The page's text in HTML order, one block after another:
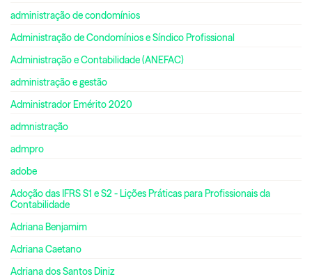
administração de condomínios
Administração de Condomínios e Síndico Profissional
Administração e Contabilidade (ANEFAC)
administração e gestão
Administrador Emérito 2020
admnistração
admpro
adobe
Adoção das IFRS S1 e S2 - Lições Práticas para Profissionais da
Contabilidade
Adriana Benjamim
Adriana Caetano
Adriana dos Santos Diniz